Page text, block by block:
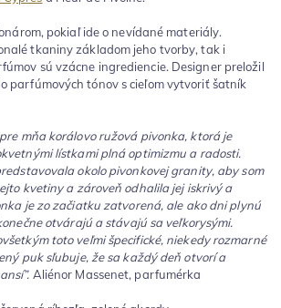
pokiaľ ide o nevídané materiály.
tkaniny základom jeho tvorby, tak i
sú vzácne ingrediencie. Designer preložil
parfúmových tónov s cieľom vytvoriť šatník
mňa korálovo ružová pivonka, ktorá je
lístkami plná optimizmu a radosti.
okolo pivonkovej granity, aby som
kvetiny a zároveň odhalila jej iskrivý a
je zo začiatku zatvorená, ale ako dni plynú
otvárajú a stávajú sa veľkorysými.
toto veľmi špecifické, niekedy rozmarné
puk sľubuje, že sa každý deň otvorí a
Aliénor Massenet, parfumérka